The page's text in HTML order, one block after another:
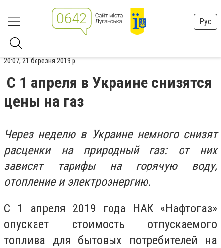
Рус
20:07, 21 березня 2019 р.
С 1 апреля в Украине снизятся
цены на газ
Через неделю в Украине немного снизят
расценки на природный газ: от них
зависят тарифы на горячую воду,
отопление и электроэнергию.
С 1 апреля 2019 года НАК «Нафтогаз»
опускает стоимость отпускаемого
топлива для бытовых потребителей на